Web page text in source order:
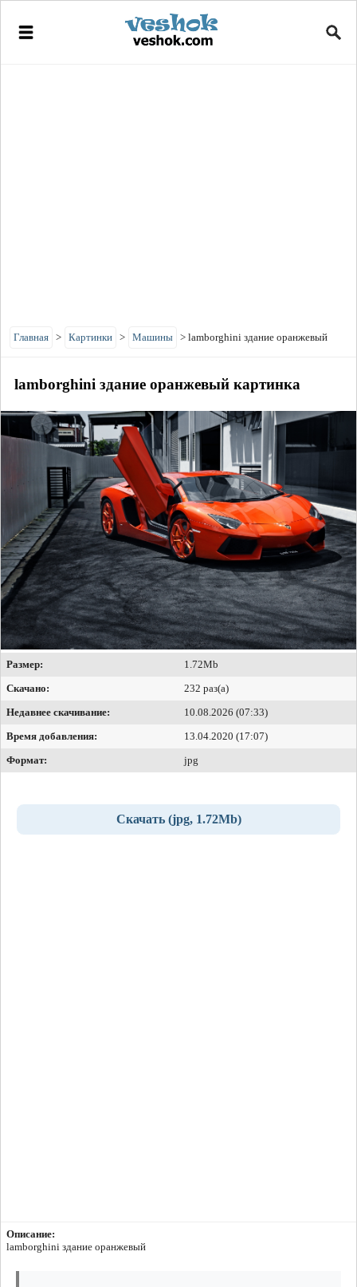
Главная > Картинки > Машины > lamborghini здание оранжевый
lamborghini здание оранжевый картинка
Размер:
1.72Mb
Скачано:
232 раз(а)
Недавнее скачивание:
10.08.2026 (07:33)
Время добавления:
13.04.2020 (17:07)
Формат:
jpg
Скачать (jpg, 1.72Mb)
Описание:
lamborghini здание оранжевый